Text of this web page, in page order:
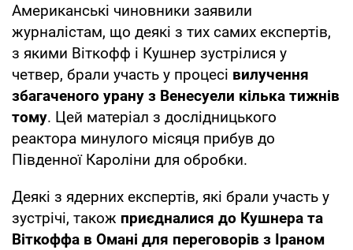
Американські чиновники заявили
журналістам, що деякі з тих самих експертів,
з якими Віткофф і Кушнер зустрілися у
четвер, брали участь у процесі вилучення
збагаченого урану з Венесуели кілька тижнів
тому. Цей матеріал з дослідницького
реактора минулого місяця прибув до
Південної Кароліни для обробки.
Деякі з ядерних експертів, які брали участь у
зустрічі, також приєдналися до Кушнера та
Віткоффа в Омані для переговорів з Іраном